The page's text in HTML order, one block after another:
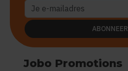
Jobo Promotions
ABONNEER